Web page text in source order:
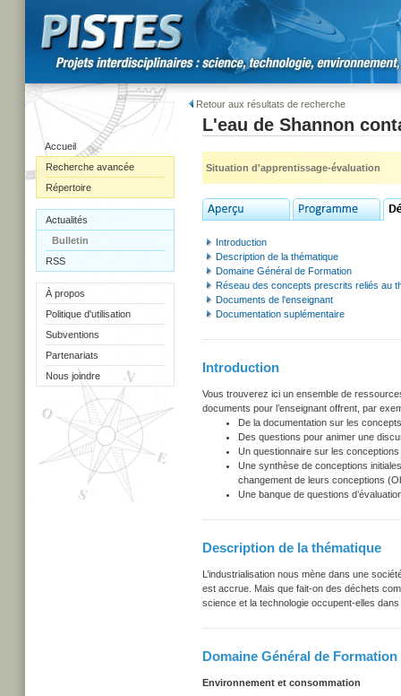
Accueil
Recherche avancée
Répertoire
Actualités
Bulletin
RSS
À propos
Politique d'utilisation
Subventions
Partenariats
Nous joindre
Retour aux résultats de recherche
L'eau de Shannon
Situation d'apprentissage-évaluation
Introduction
Description de la thématique
Domaine Général de Formation
Réseau des concepts prescrits reliés au
Documents de l'enseignant
Documentation suplémentaire
Introduction
Vous trouverez ici un ensemble de
documents pour l’enseignant offrent, par
De la documentation sur les
Des questions pour animer une
Un questionnaire sur les
Une synthèse de conceptions
changement de leurs conceptions
Une banque de questions
Description de la thématique
L’industrialisation nous mène dans une
est accrue. Mais que fait-on des déchets
science et la technologie occupent-elles
Domaine Général de Formation
Environnement et consommation